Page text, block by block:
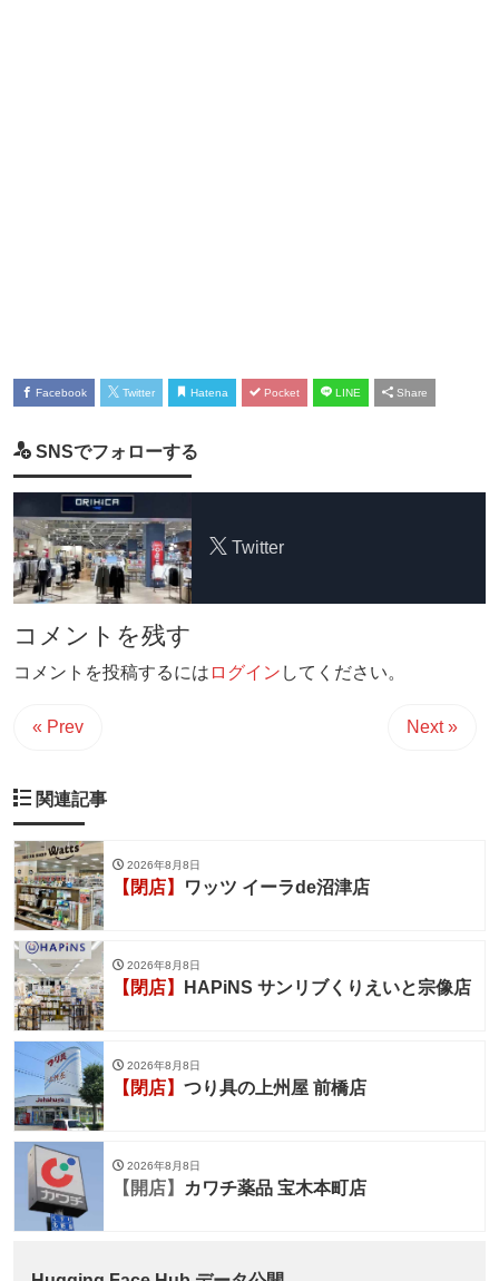
Facebook Twitter Hatena Pocket LINE Share
SNSでフォローする
Twitter
コメントを残す
コメントを投稿するには ログイン してください。
« Prev Next »
関連記事
2026年8月8日
【閉店】 ワッツ イーラde沼津店
2026年8月8日
【閉店】 HAPiNS サンリブくりえいと宗像店
2026年8月8日
【閉店】 つり具の上州屋 前橋店
2026年8月8日
【開店】 カワチ薬品 宝木本町店